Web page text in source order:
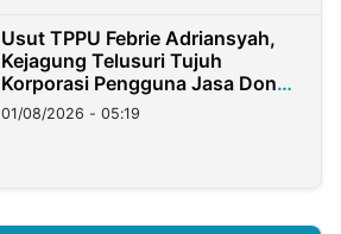
Usut TPPU Febrie Adriansyah,
Kejagung Telusuri Tujuh
Korporasi Pengguna Jasa Don
Ritto
01/08/2026 - 05:19